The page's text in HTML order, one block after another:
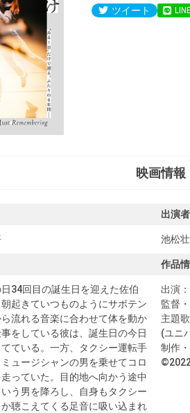
ツイート
映画情報
出演者
池松
34回目の誕生日を迎えた佐伯
起きていつものようにサボテン
流れる音楽に合わせて体を動か
をしている彼は、誕生日の今日
ている。一方、タクシー運転手
ュージシャンの男を乗せてコロ
っていた。目的地へ向かう途中
う男を降ろし、自身もタクシー
聴こえてくる足音に吸い込まれ
作品
出演
監督
主題
(ユニ
制作